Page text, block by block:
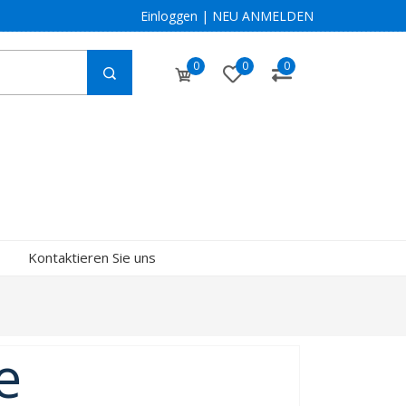
Einloggen | NEU ANMELDEN
0 0 0
Kontaktieren Sie uns